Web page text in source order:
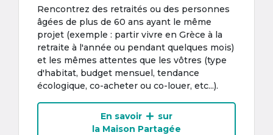
Rencontrez des retraités ou des personnes
âgées de plus de 60 ans ayant le même
projet (exemple : partir vivre en Grèce à la
retraite à l'année ou pendant quelques mois)
et les mêmes attentes que les vôtres (type
d'habitat, budget mensuel, tendance
écologique, co-acheter ou co-louer, etc...).
En savoir
sur
la Maison Partagée